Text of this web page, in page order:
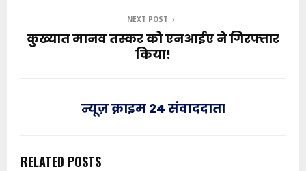
NEXT POST
कुख्यात मानव तस्कर को एनआईए ने गिरफ्तार
किया!
न्यूज़ क्राइम 24 संवाददाता
RELATED POSTS